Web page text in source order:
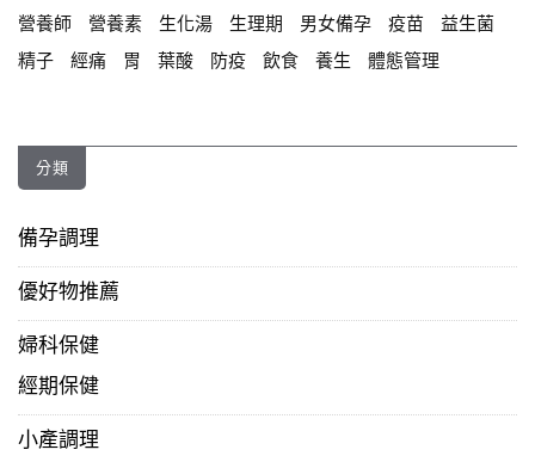
營養師
營養素 生化湯 生理期 男女備孕 疫苗
益生菌
精子
經痛 胃 葉酸 防疫 飲食 養生 體態管理
分類
備孕調理
優好物推薦
婦科保健
經期保健
小產調理